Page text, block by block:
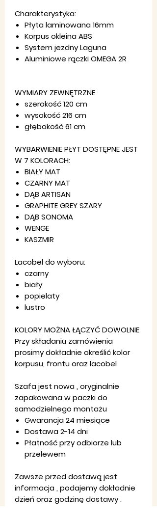
Charakterystyka:
Płyta laminowana 16mm
Korpus okleina ABS
System jezdny Laguna
Aluminiowe rączki OMEGA 2R
WYMIARY ZEWNĘTRZNE
szerokość 120 cm
wysokość 216 cm
głębokość 61 cm
WYBARWIENIE PŁYT DOSTĘPNE JEST
W 7 KOLORACH:
BIAŁY MAT
CZARNY MAT
DĄB ARTISAN
GRAPHITE GREY SZARY
DĄB SONOMA
WENGE
KASZMIR
Lacobel do wyboru:
czarny
biały
popielaty
lustro
KOLORY MOŻNA ŁĄCZYĆ DOWOLNIE
Przy składaniu zamówienia
prosimy dokładnie określić kolor
korpusu, frontu oraz lacobel
Szafa jest nowa , oryginalnie
zapakowana w paczki do
samodzielnego montażu
Gwarancja 24 miesiące
Dostawa 2-14 dni
Płatność przy odbiorze lub
przelewem
Zawsze przed dostawą jest
informacja , podajemy dokładnie
dzień oraz godzinę dostawy .